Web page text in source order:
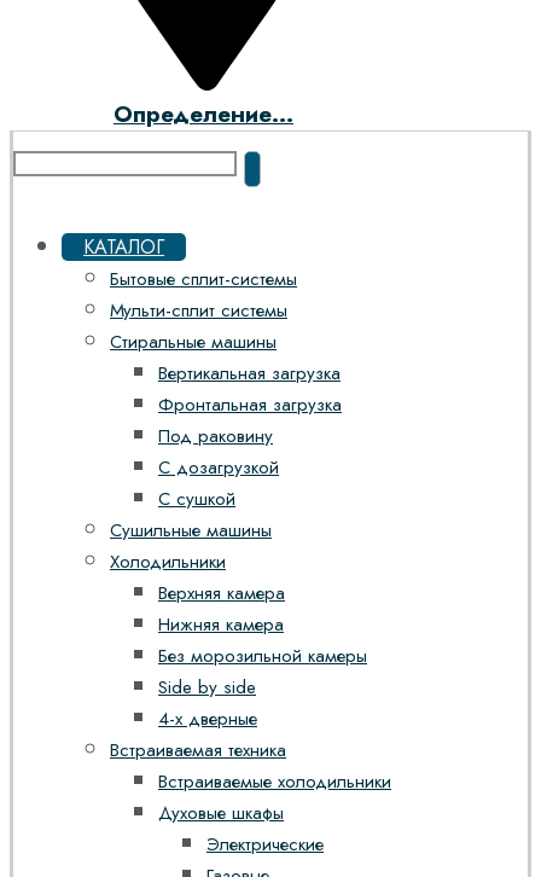
Определение...
КАТАЛОГ
Бытовые сплит-системы
Мульти-сплит системы
Стиральные машины
Вертикальная загрузка
Фронтальная загрузка
Под раковину
С дозагрузкой
С сушкой
Сушильные машины
Холодильники
Верхняя камера
Нижняя камера
Без морозильной камеры
Side by side
4-х дверные
Встраиваемая техника
Встраиваемые холодильники
Духовые шкафы
Электрические